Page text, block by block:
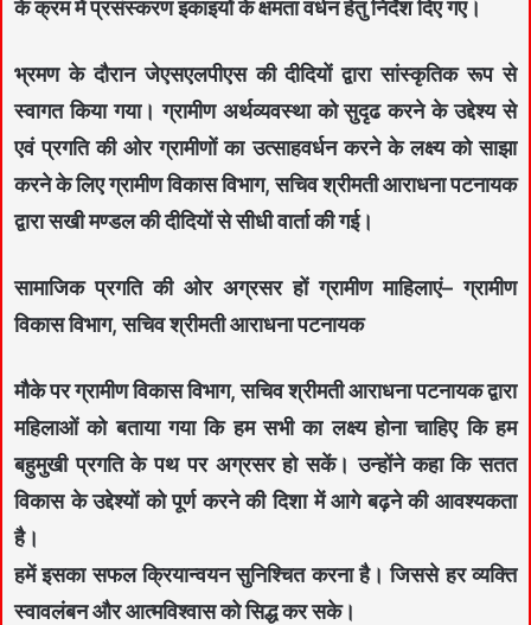
के क्रम में प्रसंस्करण इकाइयों के क्षमता वर्धन हेतु निर्देश दिए गए।
भ्रमण के दौरान जेएसएलपीएस की दीदियों द्वारा सांस्कृतिक रूप से
स्वागत किया गया। ग्रामीण अर्थव्यवस्था को सुदृढ करने के उद्देश्य से
एवं प्रगति की ओर ग्रामीणों का उत्साहवर्धन करने के लक्ष्य को साझा
करने के लिए ग्रामीण विकास विभाग, सचिव श्रीमती आराधना पटनायक
द्वारा सखी मण्डल की दीदियों से सीधी वार्ता की गई।
सामाजिक प्रगति की ओर अग्रसर हों ग्रामीण माहिलाएं– ग्रामीण
विकास विभाग, सचिव श्रीमती आराधना पटनायक
मौके पर ग्रामीण विकास विभाग, सचिव श्रीमती आराधना पटनायक द्वारा
महिलाओं को बताया गया कि हम सभी का लक्ष्य होना चाहिए कि हम
बहुमुखी प्रगति के पथ पर अग्रसर हो सकें। उन्होंने कहा कि सतत
विकास के उद्देश्यों को पूर्ण करने की दिशा में आगे बढ़ने की आवश्यकता
है।
हमें इसका सफल क्रियान्वयन सुनिश्चित करना है। जिससे हर व्यक्ति
स्वावलंबन और आत्मविश्वास को सिद्ध कर सके।